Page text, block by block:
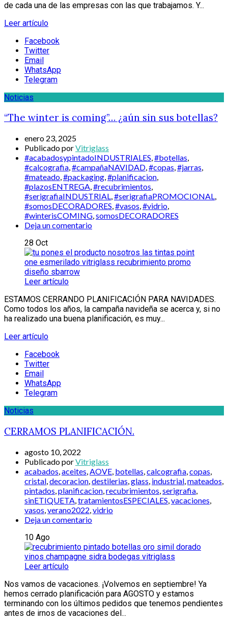
de cada una de las empresas con las que trabajamos. Y...
Leer artículo
Facebook
Twitter
Email
WhatsApp
Telegram
Noticias
“The winter is coming”… ¿aún sin sus botellas?
enero 23, 2025
Publicado porVitriglass
#acabadosypintadoINDUSTRIALES,#botellas,
#calcografia,#campañaNAVIDAD,#copas,#jarras,
#mateado,#packaging,#planificacion,
#plazosENTREGA,#recubrimientos,
#serigrafiaINDUSTRIAL,#serigrafiaPROMOCIONAL,
#somosDECORADORES,#vasos,#vidrio,
#winterisCOMING,somosDECORADORES
Deja un comentario
28 Oct
Leer artículo
ESTAMOS CERRANDO PLANIFICACIÓN PARA NAVIDADES.
Como todos los años, la campaña navideña se acerca y, si no
ha realizado una buena planificación, es muy...
Leer artículo
Facebook
Twitter
Email
WhatsApp
Telegram
Noticias
CERRAMOS PLANIFICACIÓN.
agosto 10, 2022
Publicado porVitriglass
acabados aceites AOVE botellas calcografia copas
cristal decoracion destilerias glass industrial mateados
pintados planificacion recubrimientos serigrafia
sinETIQUETA tratamientosESPECIALES vacaciones
vasos verano2022 vidrio
Deja un comentario
10 Ago
Leer artículo
Nos vamos de vacaciones. ¡Volvemos en septiembre! Ya
hemos cerrado planificación para AGOSTO y estamos
terminando con los últimos pedidos que tenemos pendientes
antes de irnos de vacaciones del...